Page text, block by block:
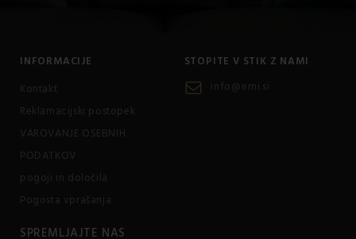
INFORMACIJE
Kontakt
Reklamacijski postopek
VAROVANJE OSEBNIH
PODATKOV
pogoji in določila
Pogosta vprašanja
STOPITE V STIK Z NAMI
info@emi.si
SPREMLJAJTE NAS